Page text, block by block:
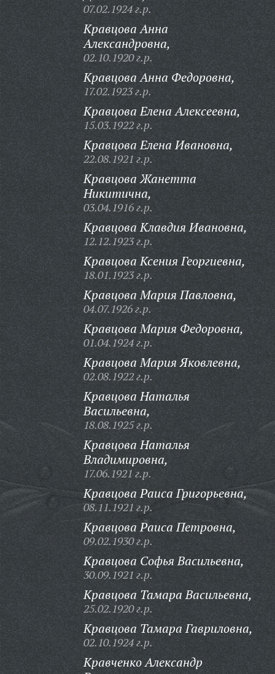
07.02.1924 г.р.
Кравцова Анна
Александровна,
02.10.1920 г.р.
Кравцова Анна Федоровна,
17.02.1923 г.р.
Кравцова Елена Алексеевна,
15.03.1922 г.р.
Кравцова Елена Ивановна,
22.08.1921 г.р.
Кравцова Жанетта
Никитична,
03.04.1916 г.р.
Кравцова Клавдия Ивановна,
12.12.1923 г.р.
Кравцова Ксения Георгиевна,
18.01.1923 г.р.
Кравцова Мария Павловна,
04.07.1926 г.р.
Кравцова Мария Федоровна,
01.04.1924 г.р.
Кравцова Мария Яковлевна,
02.08.1922 г.р.
Кравцова Наталья
Васильевна,
18.08.1925 г.р.
Кравцова Наталья
Владимировна,
17.06.1921 г.р.
Кравцова Раиса Григорьевна,
08.11.1921 г.р.
Кравцова Раиса Петровна,
09.02.1930 г.р.
Кравцова Софья Васильевна,
30.09.1921 г.р.
Кравцова Тамара Васильевна,
25.02.1920 г.р.
Кравцова Тамара Гавриловна,
02.10.1924 г.р.
Кравченко Александр